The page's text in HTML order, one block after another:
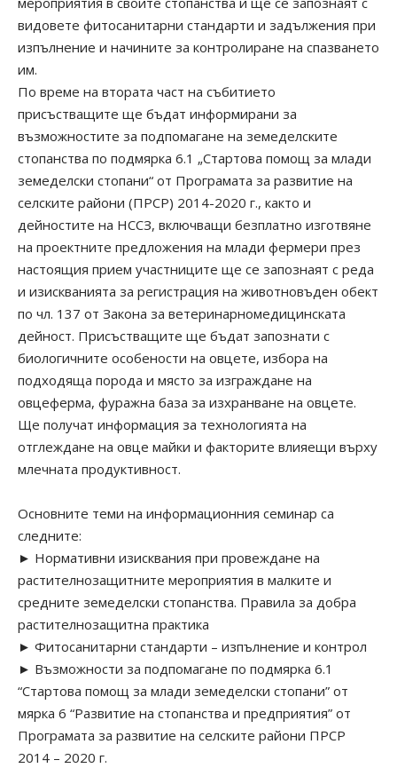
видовете фитосанитарни стандарти и задължения при
изпълнение и начините за контролиране на спазването
им.
По време на втората част на събитието
присъстващите ще бъдат информирани за
възможностите за подпомагане на земеделските
стопанства по подмярка 6.1 „Стартова помощ за млади
земеделски стопани“ от Програмата за развитие на
селските райони (ПРСР) 2014-2020 г., както и
дейностите на НССЗ, включващи безплатно изготвяне
на проектните предложения на млади фермери през
настоящия прием участниците ще се запознаят с реда
и изискванията за регистрация на животновъден обект
по чл. 137 от Закона за ветеринарномедицинската
дейност. Присъстващите ще бъдат запознати с
биологичните особености на овцете, избора на
подходяща порода и място за изграждане на
овцеферма, фуражна база за изхранване на овцете.
Ще получат информация за технологията на
отглеждане на овце майки и факторите влияещи върху
млечната продуктивност.
Основните теми на информационния семинар са
следните:
► Нормативни изисквания при провеждане на
растителнозащитните мероприятия в малките и
средните земеделски стопанства. Правила за добра
растителнозащитна практика
► Фитосанитарни стандарти – изпълнение и контрол
► Възможности за подпомагане по подмярка 6.1
“Стартова помощ за млади земеделски стопани” от
мярка 6 “Развитие на стопанства и предприятия” от
Програмата за развитие на селските райони ПРСР
2014 – 2020 г.